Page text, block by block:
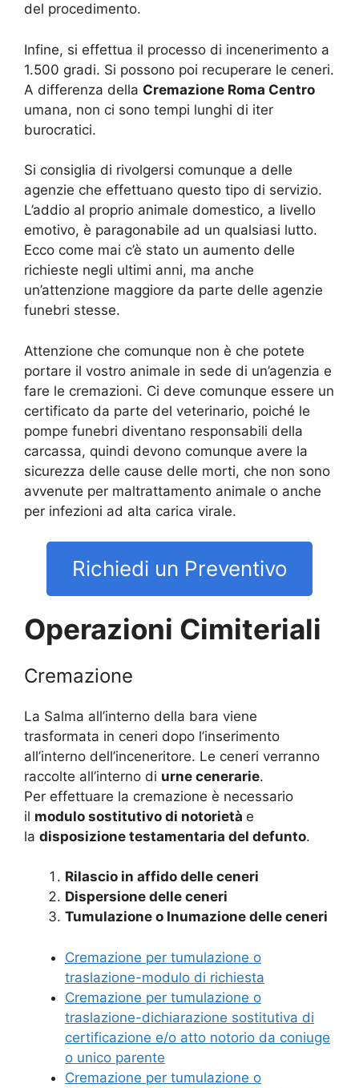
del procedimento.
Infine, si effettua il processo di incenerimento a
1.500 gradi. Si possono poi recuperare le ceneri.
A differenza della Cremazione Roma Centro
umana, non ci sono tempi lunghi di iter
burocratici.
Si consiglia di rivolgersi comunque a delle
agenzie che effettuano questo tipo di servizio.
L’addio al proprio animale domestico, a livello
emotivo, è paragonabile ad un qualsiasi lutto.
Ecco come mai c’è stato un aumento delle
richieste negli ultimi anni, ma anche
un’attenzione maggiore da parte delle agenzie
funebri stesse.
Attenzione che comunque non è che potete
portare il vostro animale in sede di un’agenzia e
fare le cremazioni. Ci deve comunque essere un
certificato da parte del veterinario, poiché le
pompe funebri diventano responsabili della
carcassa, quindi devono comunque avere la
sicurezza delle cause delle morti, che non sono
avvenute per maltrattamento animale o anche
per infezioni ad alta carica virale.
Richiedi un Preventivo
Operazioni Cimiteriali
Cremazione
La Salma all’interno della bara viene
trasformata in ceneri dopo l’inserimento
all’interno dell’inceneritore. Le ceneri verranno
raccolte all’interno di urne cenerarie.
Per effettuare la cremazione è necessario
il modulo sostitutivo di notorietà e
la disposizione testamentaria del defunto.
Rilascio in affido delle ceneri
Dispersione delle ceneri
Tumulazione o Inumazione delle ceneri
Cremazione per tumulazione o
traslazione-modulo di richiesta
Cremazione per tumulazione o
traslazione-dichiarazione sostitutiva di
certificazione e/o atto notorio da coniuge
o unico parente
Cremazione per tumulazione o